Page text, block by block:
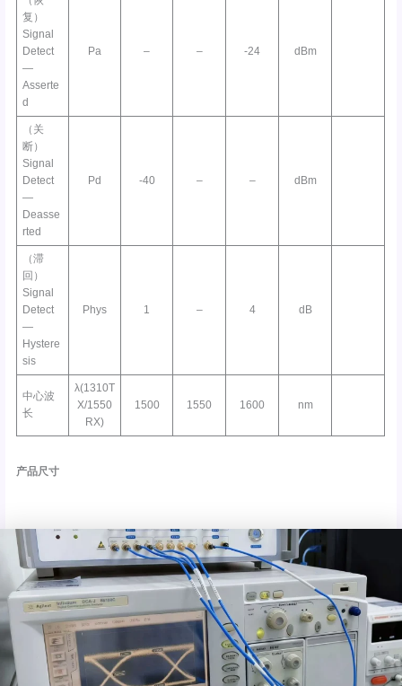
复）
Signal
Detect
—
Asserte
d
Pa – – -24 dBm
（关
断）
Signal
Detect
—
Deasse
rted
Pd -40 – – dBm
（滞
回）
Signal
Detect
—
Hystere
sis
Phys 1 – 4 dB
中心波
长
λ(1310T
X/1550
RX)
1500 1550 1600 nm
产品尺寸